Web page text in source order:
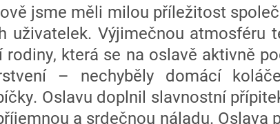
jsme měli milou příležitost
uživatelek. Výjimečnou atmosféru
rodiny, která se na oslavě aktivně
– nechyběly domácí
Oslavu doplnil slavnostní
a srdečnou náladu. Oslava